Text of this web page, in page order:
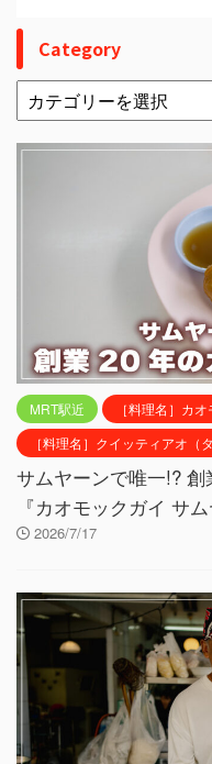
Category
MRT駅近
［料理名］カ
［料理名］クイッティアオ（
サムヤーンで唯一!?
『カオモックガイ サム
2026/7/17